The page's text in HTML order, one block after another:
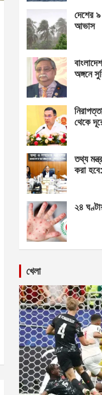
দেশের
আভাস
অঙ্গনে
থেকে
তথ্য
করা
২৪
খেলা